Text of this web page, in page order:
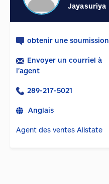
Jayasuriya
obtenir une soumission
Envoyer un courriel à
l'agent
289-217-5021
Anglais
Agent des ventes Allstate